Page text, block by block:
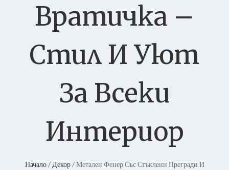
Вратичка –
Стил И Уют
За Всеки
Интериор
Начало/ Декор/ Метален Фенер Със Стъклени Прегради И